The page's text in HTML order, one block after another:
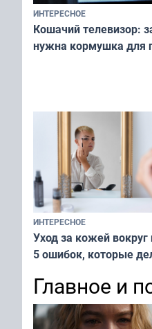
ИНТЕРЕСНОЕ
Кошачий телевизор:
нужна кормушка для
ИНТЕРЕСНОЕ
Уход за кожей вокруг
5 ошибок, которые
и вернуть свежий
без дорогих средств
Главное и